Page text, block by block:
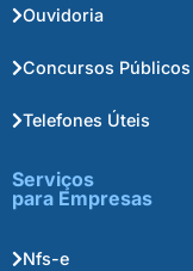
Ouvidoria
Concursos Públicos
Telefones Úteis
Serviços
para Empresas
Nfs-e